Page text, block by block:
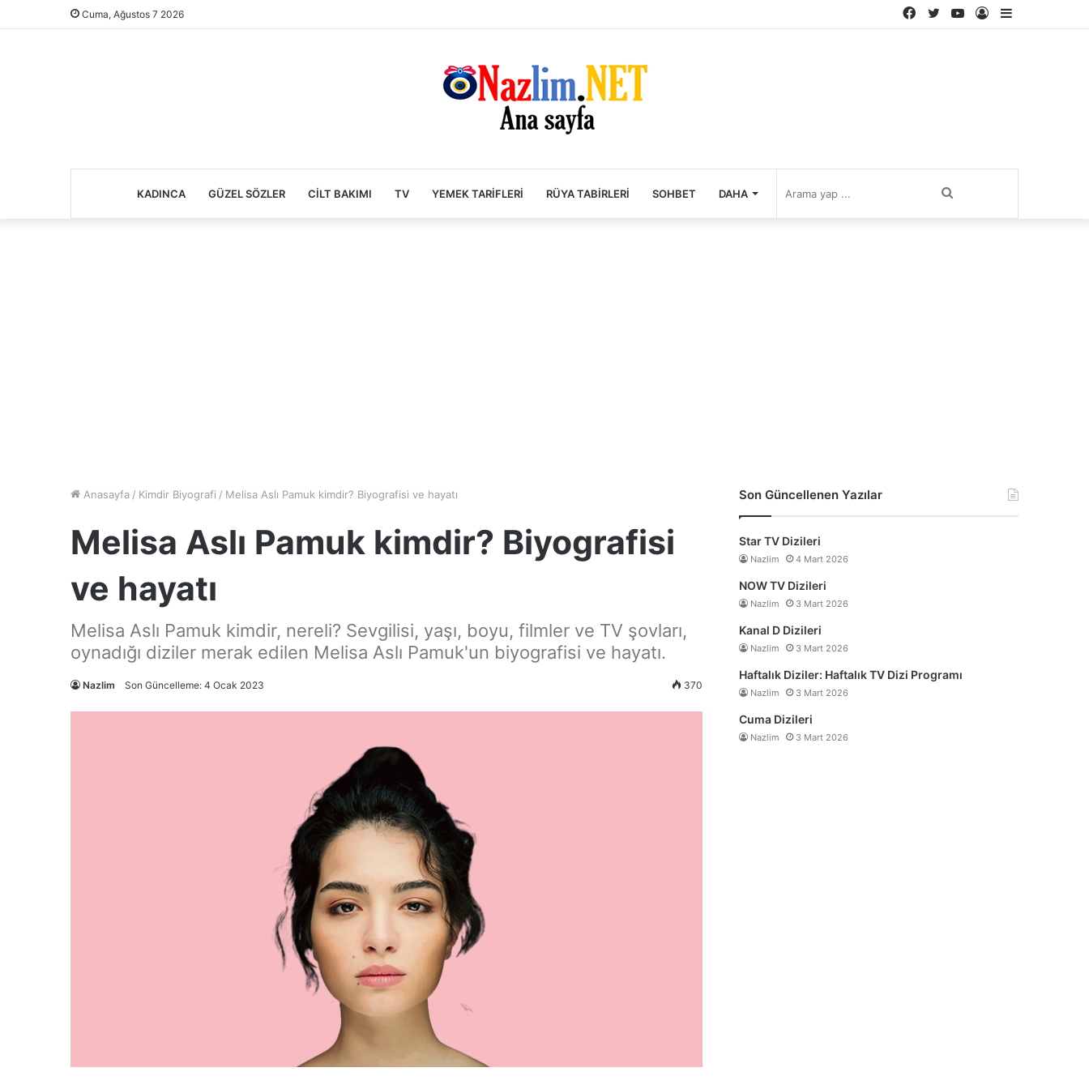
Cuma, Ağustos 7 2026
Kenar
Kayıt
YouTube
Twitter
Facebook
KADINCA GÜZEL SÖZLER CILT BAKIMI TV YEMEK TARIFLERI RÜYA TABIRLERI SOHBET DAHA
Anasayfa / Kimdir Biyografi / Melisa Aslı Pamuk kimdir? Biyografisi ve hayatı
Melisa Aslı Pamuk kimdir? Biyografisi
ve hayatı
Melisa Aslı Pamuk kimdir, nereli? Sevgilisi, yaşı, boyu, filmler ve TV şovları,
oynadığı diziler merak edilen Melisa Aslı Pamuk'un biyografisi ve hayatı.
Nazlim Son Güncelleme: 4 Ocak 2023 370
Son Güncellenen Yazılar
Star TV Dizileri
Nazlim 4 Mart 2026
NOW TV Dizileri
Nazlim 3 Mart 2026
Kanal D Dizileri
Nazlim 3 Mart 2026
Haftalık Diziler: Haftalık TV Dizi Programı
Nazlim 3 Mart 2026
Cuma Dizileri
Nazlim 3 Mart 2026